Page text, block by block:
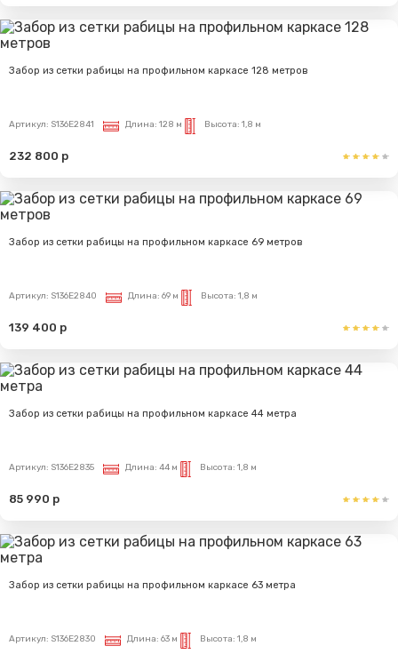
Забор из сетки рабицы на профильном каркасе 128 метров
Артикул: S136E2841 Длина: 128 м Высота: 1,8 м
232 800 р
Забор из сетки рабицы на профильном каркасе 69 метров
Артикул: S136E2840 Длина: 69 м Высота: 1,8 м
139 400 р
Забор из сетки рабицы на профильном каркасе 44 метра
Артикул: S136E2835 Длина: 44 м Высота: 1,8 м
85 990 р
Забор из сетки рабицы на профильном каркасе 63 метра
Артикул: S136E2830 Длина: 63 м Высота: 1,8 м